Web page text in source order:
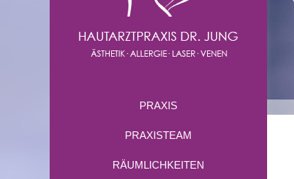
PRAXIS
PRAXISTEAM
RÄUMLICHKEITEN